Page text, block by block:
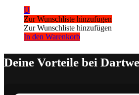
U
Zur Wunschliste hinzufügen
Zur Wunschliste hinzufügen
In den Warenkorb
Deine Vorteile bei